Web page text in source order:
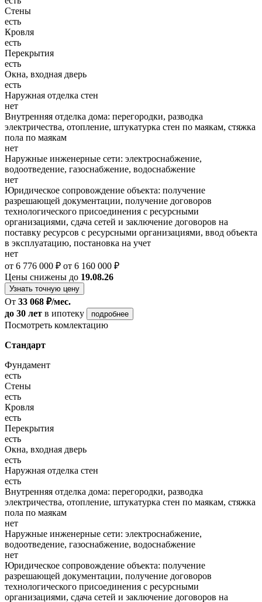
Стены
есть
Кровля
есть
Перекрытия
есть
Окна, входная дверь
есть
Наружная отделка стен
нет
Внутренняя отделка дома: перегородки, разводка
электричества, отопление, штукатурка стен по маякам, стяжка
пола по маякам
нет
Наружные инженерные сети: электроснабжение,
водоотведение, газоснабжение, водоснабжение
нет
Юридическое сопровождение объекта: получение
разрешающей документации, получение договоров
технологического присоединения с ресурсными
организациями, сдача сетей и заключение договоров на
поставку ресурсов с ресурсными организациями, ввод объекта
в эксплуатацию, постановка на учет
нет
от 6 776 000 ₽ от 6 160 000 ₽
Цены снижены до 19.08.26
Узнать точную цену
От 33 068 ₽/мес.
до 30 лет в ипотеку подробнее
Посмотреть комлектацию
Стандарт
Фундамент
есть
Стены
есть
Кровля
есть
Перекрытия
есть
Окна, входная дверь
есть
Наружная отделка стен
есть
Внутренняя отделка дома: перегородки, разводка
электричества, отопление, штукатурка стен по маякам, стяжка
пола по маякам
нет
Наружные инженерные сети: электроснабжение,
водоотведение, газоснабжение, водоснабжение
нет
Юридическое сопровождение объекта: получение
разрешающей документации, получение договоров
технологического присоединения с ресурсными
организациями, сдача сетей и заключение договоров на